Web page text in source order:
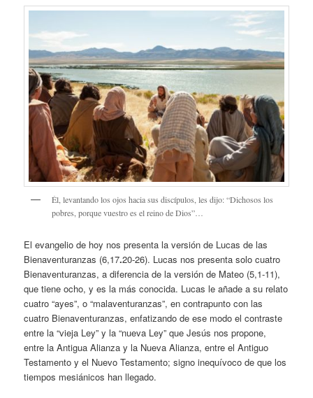
Él, levantando los ojos hacia sus discípulos, les dijo: “Dichosos los
pobres, porque vuestro es el reino de Dios”…
El evangelio de hoy nos presenta la versión de Lucas de las
Bienaventuranzas (6,17.20-26). Lucas nos presenta solo cuatro
Bienaventuranzas, a diferencia de la versión de Mateo (5,1-11),
que tiene ocho, y es la más conocida. Lucas le añade a su relato
cuatro “ayes”, o “malaventuranzas”, en contrapunto con las
cuatro Bienaventuranzas, enfatizando de ese modo el contraste
entre la “vieja Ley” y la “nueva Ley” que Jesús nos propone,
entre la Antigua Alianza y la Nueva Alianza, entre el Antiguo
Testamento y el Nuevo Testamento; signo inequívoco de que los
tiempos mesiánicos han llegado.